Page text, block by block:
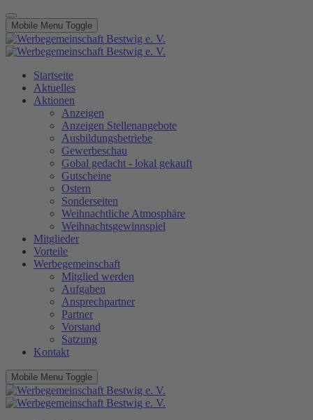
Mobile Menu Toggle
Startseite
Aktuelles
Aktionen
Anzeigen
Anzeigen Stellenangebote
Ausbildungsbetriebe
Gewerbeschau
Gobal gedacht - lokal gekauft
Gutscheine
Ostern
Sonderseiten
Weihnachtliche Atmosphäre
Weihnachtsgewinnspiel
Mitglieder
Vorteile
Werbegemeinschaft
Mitglied werden
Aufgaben
Ansprechpartner
Partner
Vorstand
Satzung
Kontakt
Mobile Menu Toggle